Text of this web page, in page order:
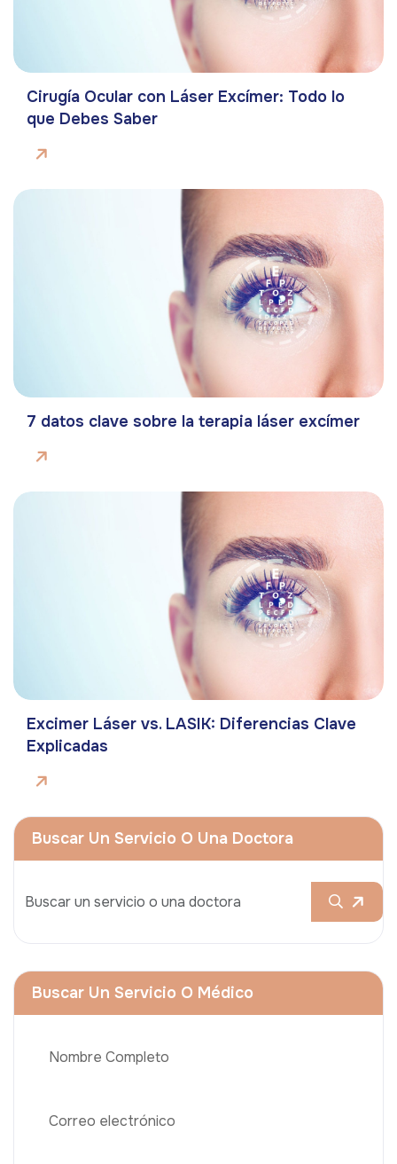
Cirugía Ocular con Láser Excímer: Todo lo
que Debes Saber
7 datos clave sobre la terapia láser excímer
Excimer Láser vs. LASIK: Diferencias Clave
Explicadas
Buscar Un Servicio O Una Doctora
Buscar Un Servicio O Médico